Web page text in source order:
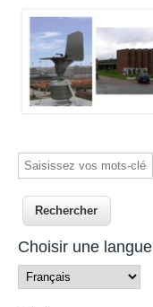
Saisissez vos mots-clés
Choisir une langue